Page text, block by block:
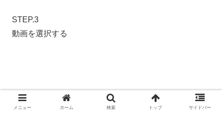
STEP.3
動画を選択する
[/timeline]
メニュー ホーム 検索 トップ サイドバー